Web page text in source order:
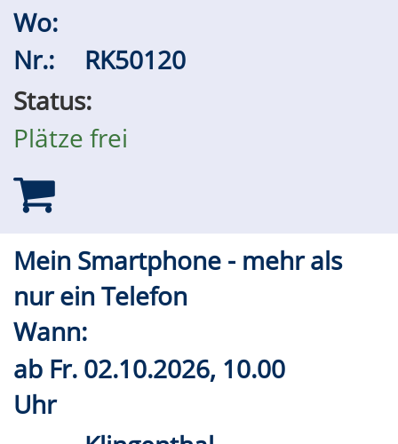
Wo:
Nr.:
RK50120
Status:
Plätze frei
Mein Smartphone - mehr als
nur ein Telefon
Wann:
ab Fr. 02.10.2026, 10.00
Uhr